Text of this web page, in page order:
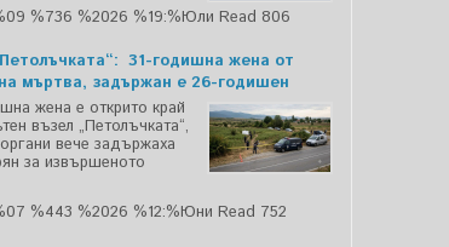
%736 %2026 %19:%Юли Read 806
31-годишна жена от
мъртва, задържан е 26-годишен
жена е открито край
възел „Петолъчката“,
вече задържаха
за извършеното
%443 %2026 %12:%Юни Read 752